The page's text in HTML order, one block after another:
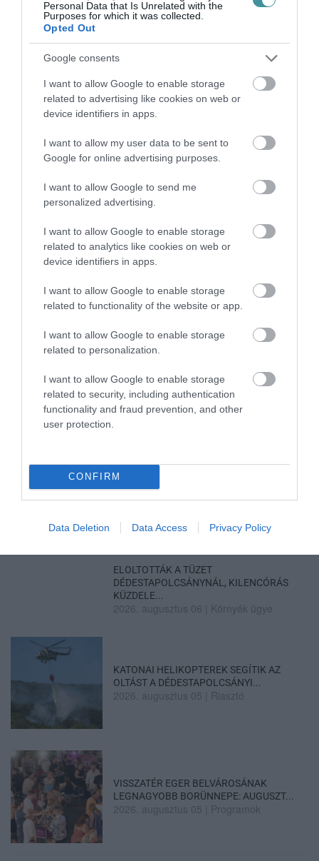
Personal Data that Is Unrelated with the
Purposes for which it was collected.
Opted Out
Google consents
I want to allow Google to enable storage
related to advertising like cookies on web or
device identifiers in apps.
I want to allow my user data to be sent to
Google for online advertising purposes.
I want to allow Google to send me
personalized advertising.
I want to allow Google to enable storage
related to analytics like cookies on web or
device identifiers in apps.
I want to allow Google to enable storage
related to functionality of the website or app.
I want to allow Google to enable storage
related to personalization.
I want to allow Google to enable storage
related to security, including authentication
functionality and fraud prevention, and other
user protection.
CONFIRM
Data Deletion Data Access Privacy Policy
PHEV LUXURY – A KÍNAI PR...
2026. augusztus 06|
LAKÓÉPÜLETEK LÁNGOLTAK SZERDÁN
„NEM TETTÜNK NYOMÁST A FIUNKRA” –
EGY EGRI CSALÁD TÖRTÉNE...
2026. augusztus 06|Sport
KÓRHÁZBAN: TÖBB MINT 70 ...
2026. augusztus 06|Eger ügye
HOLTAN SZÁLLÍTOTTÁK HAZA A 80 ÉVES
ASSZONYT A HATVANI KÓR...
2026. augusztus 06|Riasztó
CSALÁDOKAT – HÁROM NAPON ÁT ING...
2026. augusztus 06|Programok
MAGYAR PÉTER: KIÍRJÁK AZ ELSŐ
ELOLTOTTÁK A TÜZET
DÉDESTAPOLCSÁNYNÁL, KILENCÓRÁS
KÜZDELE...
2026. augusztus 06 Környék ügye
KATONAI HELIKOPTEREK SEGÍTIK AZ
OLTÁST A DÉDESTAPOLCSÁNYI...
2026. augusztus 05 Riasztó
VISSZATÉR EGER BELVÁROSÁNAK
LEGNAGYOBB BORÜNNEPE: AUGUSZT...
2026. augusztus 05 Programok